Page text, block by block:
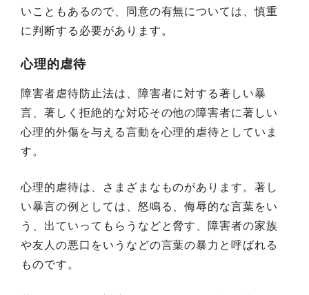
いこともあるので、同意の有無については、慎重
に判断する必要があります。
心理的虐待
障害者虐待防止法は、障害者に対する著しい暴
言、著しく拒絶的な対応その他の障害者に著しい
心理的外傷を与える言動を心理的虐待としていま
す。
心理的虐待は、さまざまなものがあります。著し
い暴言の例としては、怒鳴る、侮辱的な言葉をい
う、出ていってもらうなどと脅す、障害者の家族
や友人の悪口をいうなどの言葉の暴力と呼ばれる
ものです。